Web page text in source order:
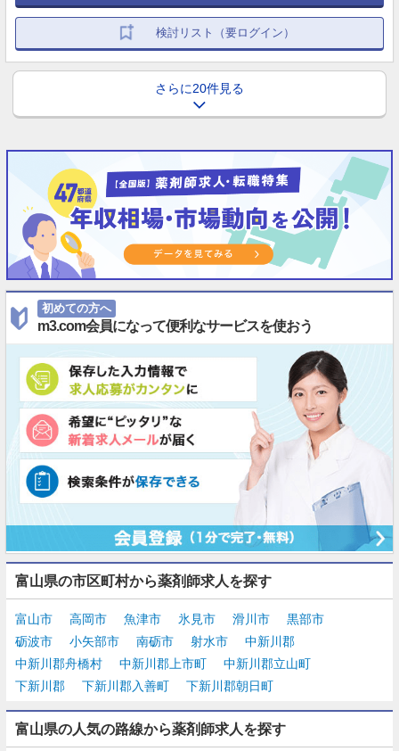
検討リスト（要ログイン）
さらに20件見る
初めての方へ
m3.com会員になって便利なサービスを使おう
富山県の市区町村から薬剤師求人を探す
富山市 高岡市 魚津市 氷見市 滑川市
黒部市
砺波市
小矢部市 南砺市 射水市
中新川郡
中新川郡舟橋村
中新川郡上市町
中新川郡立山町
下新川郡
下新川郡入善町 下新川郡朝日町
富山県の人気の路線から薬剤師求人を探す